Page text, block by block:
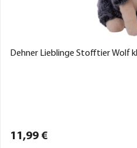
Dehner Lieblinge Stofftier Wolf
11,99 €